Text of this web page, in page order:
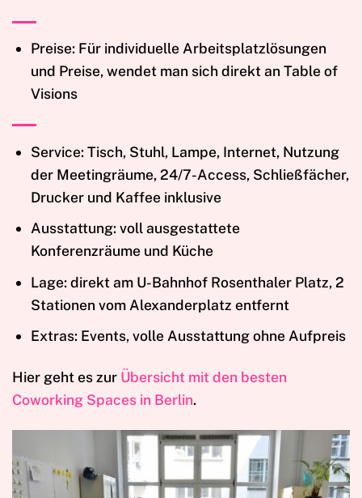
Preise: Für individuelle Arbeitsplatzlösungen
und Preise, wendet man sich direkt an Table of
Visions
Service: Tisch, Stuhl, Lampe, Internet, Nutzung
der Meetingräume, 24/7-Access, Schließfächer,
Drucker und Kaffee inklusive
Ausstattung: voll ausgestattete
Konferenzräume und Küche
Lage: direkt am U-Bahnhof Rosenthaler Platz, 2
Stationen vom Alexanderplatz entfernt
Extras: Events, volle Ausstattung ohne Aufpreis
Hier geht es zur Übersicht mit den besten
Coworking Spaces in Berlin.